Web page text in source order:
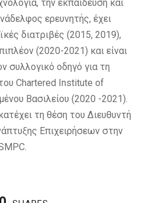
την εκπαίδευση και
ερευνητής, έχει
διατριβές (2015, 2019),
(2020-2021) και είναι
συλλογικό οδηγό για τη
Chartered Institute of
Βασιλείου (2020 -2021).
τη θέση του Διευθυντή
Επιχειρήσεων στην